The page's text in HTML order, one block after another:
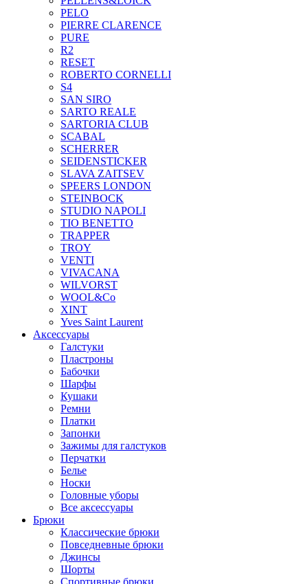
PELO
PIERRE CLARENCE
PURE
R2
RESET
ROBERTO CORNELLI
S4
SAN SIRO
SARTO REALE
SARTORIA CLUB
SCABAL
SCHERRER
SEIDENSTICKER
SLAVA ZAITSEV
SPEERS LONDON
STEINBOCK
STUDIO NAPOLI
TIO BENETTO
TRAPPER
TROY
VENTI
VIVACANA
WILVORST
WOOL&Co
XINT
Yves Saint Laurent
Аксессуары
Галстуки
Пластроны
Бабочки
Шарфы
Кушаки
Ремни
Платки
Запонки
Зажимы для галстуков
Перчатки
Белье
Носки
Головные уборы
Все аксессуары
Брюки
Классические брюки
Повседневные брюки
Джинсы
Шорты
Спортивные брюки